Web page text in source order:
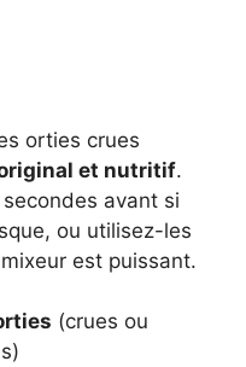
orties crues
et nutritif.
avant si
ou utilisez-les
est puissant.
(crues ou